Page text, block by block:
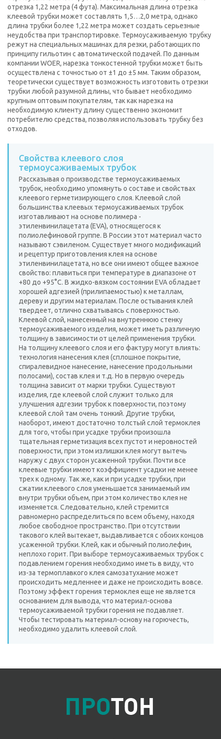
отрезка 1,22 метра (4 фута). Максимальная длина отрезка
клеевой трубки может составлять 1,5…2,0 метра, однако
длина трубки более 1,22 метра может создать серьезные
неудобства при транспортировке. Термоусаживаемую трубку
режут на специальных машинах для резки, работающих по
принципу гильотин с автоматической подачей. По данным
компании WOER, нарезка тонкостенной трубки может быть
осуществлена с точностью от ±1 до ±5 мм. Таким образом,
теоретически существует возможность изготовить отрезки
трубки любой разумной длины, что бывает необходимо
крупным оптовым покупателям, так как нарезка на
необходимую клиенту длину существенно экономит
потребителю средства, позволяя использовать трубку без
отходов.
Cвойства клеевого слоя
термоусаживаемых трубок
Рассказывая о производстве термоусаживаемых
трубок, необходимо упомянуть о составе и свойствах
клеевого герметизирующего слоя. Клеевой слой
большинства клеевых термоусаживаемых трубок
изготавливают на основе полимера -
этиленвинилацетата (EVA), относящегося к
полиолефиновой группе. В России этот материал часто
называют сэвиленом. Существует много модификаций
и рецептур приготовления клея на основе
этиленвинилацетата, но все они имеют общее важное
свойство: плавиться при температуре в диапазоне от
+80 до +95°С. В жидко-вязком состоянии EVA обладает
хорошей адгезией (прилипаемостью) к металлам,
дереву и другим материалам. После остывания клей
твердеет, отлично схватываясь с поверхностью.
Клеевой слой, нанесенный на внутреннюю стенку
термоусаживаемого изделия, может иметь различную
толщину в зависимости от целей применения трубки.
На толщину клеевого слоя и его фактуру могут влиять:
технология нанесения клея (сплошное покрытие,
спиралевидное нанесение, нанесение продольными
полосами), состав клея и т.д. Но в первую очередь
толщина зависит от марки трубки. Существуют
изделия, где клеевой слой служит только для
улучшения адгезии трубок к поверхности, поэтому
клеевой слой там очень тонкий. Другие трубки,
наоборот, имеют достаточно толстый слой термоклея
для того, чтобы при усадке трубки произошла
тщательная герметизация всех пустот и неровностей
поверхности, при этом излишки клея могут вытечь
наружу с двух сторон усаженной трубки. Почти все
клеевые трубки имеют коэффициент усадки не менее
трех к одному. Так же, как и при усадке трубки, при
сжатии клеевого слоя уменьшается занимаемый им
внутри трубки объем, при этом количество клея не
изменяется. Следовательно, клей стремится
равномерно распределиться по всем объему, находя
любое свободное пространство. При отсутствии
такового клей вытекает, выдавливается с обоих концов
усаженной трубки. Клей, как и обычный полиолефин,
неплохо горит. При выборе термоусаживаемых трубок с
подавлением горения необходимо иметь в виду, что
из-за термоплавкого клея самозатухание может
происходить медленнее и даже не происходить вовсе.
Поэтому эффект горения термоклея еще не является
основанием для вывода, что материал-основа
термоусаживаемой трубки горения не подавляет.
Чтобы тестировать материал-основу на горючесть,
необходимо удалить клеевой слой.